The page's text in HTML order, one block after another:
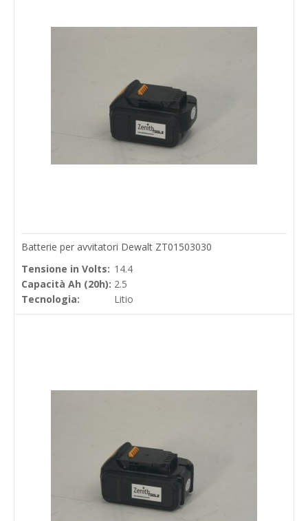
Batterie per avvitatori Dewalt ZT01503030
Tensione in Volts: 14.4
Capacità Ah (20h): 2.5
Tecnologia:
Litio